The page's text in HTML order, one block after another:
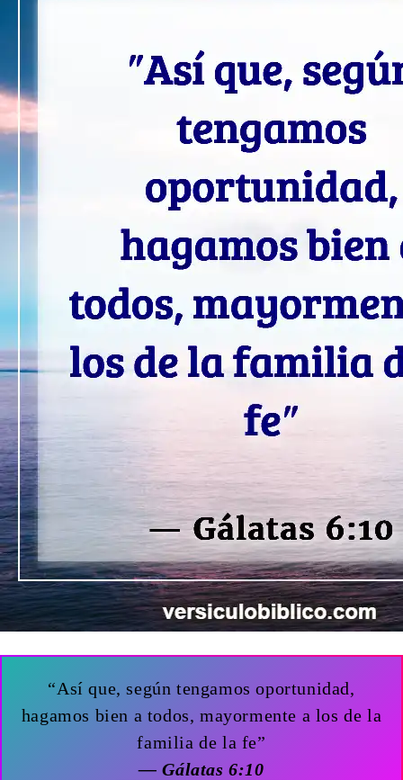
“Así que, según tengamos oportunidad,
hagamos bien a todos, mayormente a los de la
familia de la fe”
— Gálatas 6:10